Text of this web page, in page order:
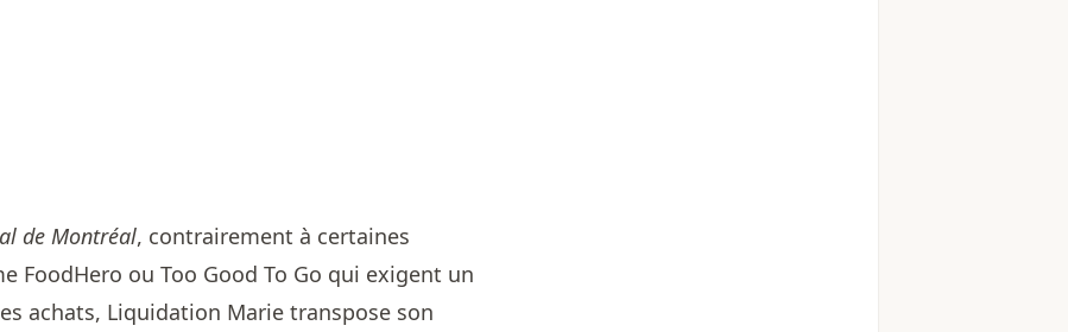
de Montréal, contrairement à certaines
FoodHero ou Too Good To Go qui exigent un
achats, Liquidation Marie transpose son